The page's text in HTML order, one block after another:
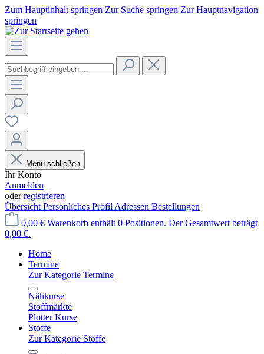
Zum Hauptinhalt springen Zur Suche springen Zur Hauptnavigation
springen
Menü schließen
Ihr Konto
Anmelden
oderregistrieren
Übersicht Persönliches Profil Adressen Bestellungen
0,00 € Warenkorb enthält 0 Positionen. Der Gesamtwert beträgt
0,00 €.
Home
Termine
Zur Kategorie Termine
Nähkurse
Stoffmärkte
Plotter Kurse
Stoffe
Zur Kategorie Stoffe